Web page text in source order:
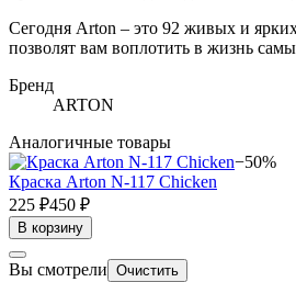
Сегодня Arton – это 92 живых и
позволят вам воплотить в жизнь
Бренд
ARTON
Аналогичные товары
−50%
Краска Arton N-117 Chicken
225 ₽450 ₽
В корзину
Вы смотрели Очистить